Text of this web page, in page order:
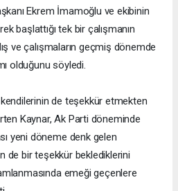
Ekrem İmamoğlu ve ekibinin
başlattığı tek bir çalışmanın
ve çalışmaların geçmiş dönemde
olduğunu söyledi.
kendilerinin de teşekkür etmekten
Kaynar, Ak Parti döneminde
yeni döneme denk gelen
de bir teşekkür beklediklerini
emeği geçenlere